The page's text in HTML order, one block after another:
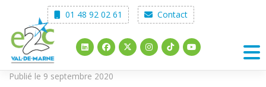
content
01 48 92 02 61 Contact
Publié le 9 septembre 2020